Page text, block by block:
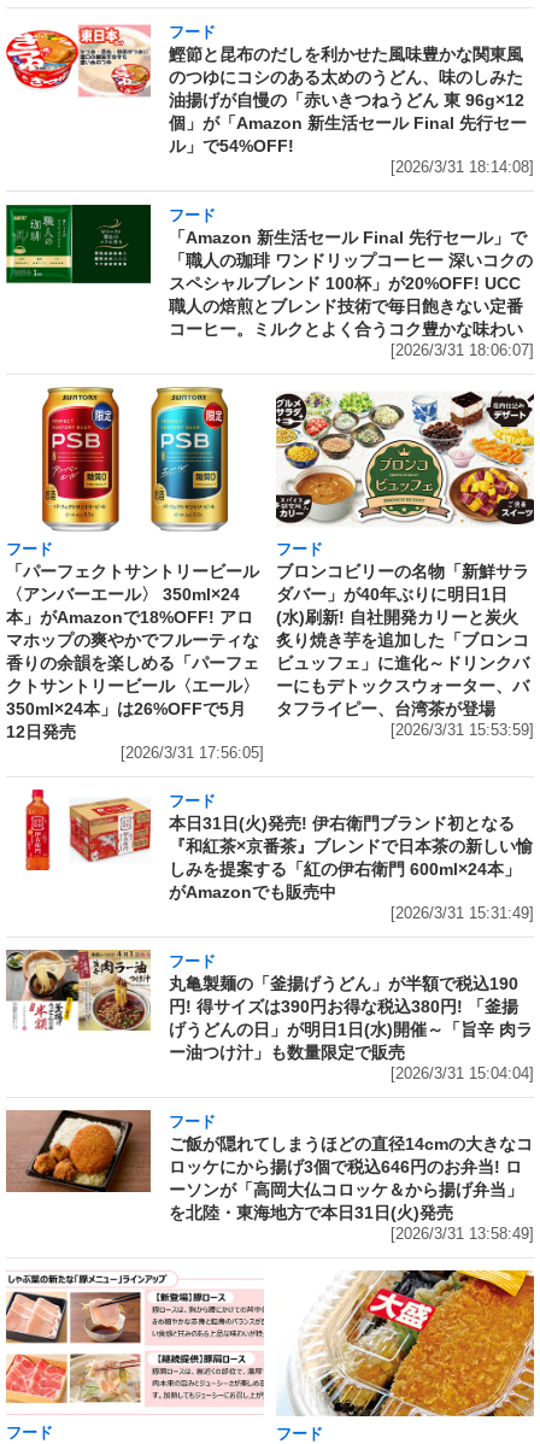
フード
鰹節と昆布のだしを利かせた風味豊かな関東風
のつゆにコシのある太めのうどん、味のしみた
油揚げが自慢の「赤いきつねうどん 東 96g×12
個」が「Amazon 新生活セール Final 先行セー
ル」で54%OFF!
[2026/3/31 18:14:08]
フード
「Amazon 新生活セール Final 先行セール」で
「職人の珈琲 ワンドリップコーヒー 深いコクの
スペシャルブレンド 100杯」が20%OFF! UCC
職人の焙煎とブレンド技術で毎日飽きない定番
コーヒー。ミルクとよく合うコク豊かな味わい
[2026/3/31 18:06:07]
フード
「パーフェクトサントリービール
〈アンバーエール〉 350ml×24
本」がAmazonで18%OFF! アロ
マホップの爽やかでフルーティな
香りの余韻を楽しめる「パーフェ
クトサントリービール〈エール〉
350ml×24本」は26%OFFで5月
12日発売
[2026/3/31 17:56:05]
フード
ブロンコビリーの名物「新鮮サラ
ダバー」が40年ぶりに明日1日
(水)刷新! 自社開発カリーと炭火
炙り焼き芋を追加した「ブロンコ
ビュッフェ」に進化～ドリンクバ
ーにもデトックスウォーター、バ
タフライピー、台湾茶が登場
[2026/3/31 15:53:59]
フード
本日31日(火)発売! 伊右衛門ブランド初となる
『和紅茶×京番茶』ブレンドで日本茶の新しい愉
しみを提案する「紅の伊右衛門 600ml×24本」
がAmazonでも販売中
[2026/3/31 15:31:49]
フード
丸亀製麺の「釜揚げうどん」が半額で税込190
円! 得サイズは390円お得な税込380円! 「釜揚
げうどんの日」が明日1日(水)開催～「旨辛 肉ラ
ー油つけ汁」も数量限定で販売
[2026/3/31 15:04:04]
フード
ご飯が隠れてしまうほどの直径14cmの大きなコ
ロッケにから揚げ3個で税込646円のお弁当! ロ
ーソンが「高岡大仏コロッケ＆から揚げ弁当」
を北陸・東海地方で本日31日(火)発売
[2026/3/31 13:58:49]
フード フード